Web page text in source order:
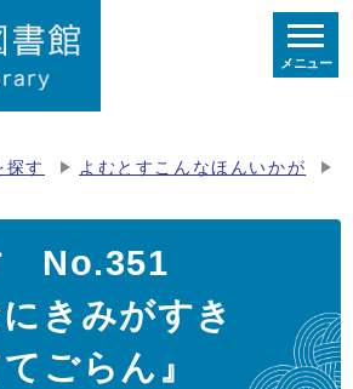
メニュー
探す
よむとすこんなほんいかが
No.351
にきみがすき
ごらん』